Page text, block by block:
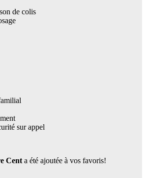
de colis
sur appel
Cent a été ajoutée à vos favoris!